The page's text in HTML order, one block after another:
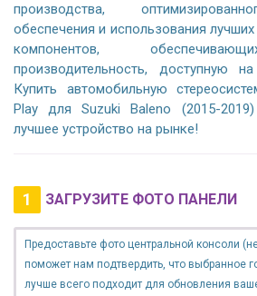
производства,
обеспечения и использования
компонентов,
производительность, доступную
Купить автомобильную
Play для Suzuki Baleno (2015-
лучшее устройство на рынке!
1 ЗАГРУЗИТЕ ФОТО ПАНЕЛИ
Предоставьте фото центральной консоли
поможет нам подтвердить, что выбранное
лучше всего подходит для обновления